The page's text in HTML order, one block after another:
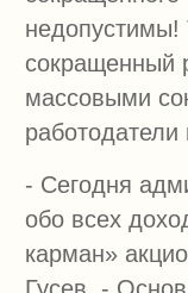
недопустимы!
сокращенный
массовыми
- Сегодня
обо всех
карман»